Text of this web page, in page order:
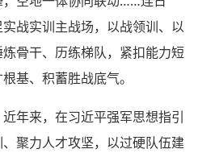
战实训主战场，以战领训、以
骨干、历练梯队，紧扣能力短
基、积蓄胜战底气。
年来，在习近平强军思想指引
聚力人才攻坚，以过硬队伍建